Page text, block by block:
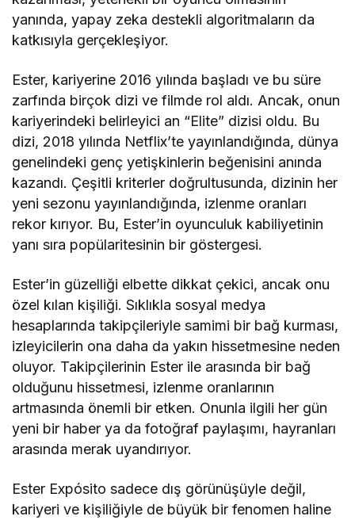
yanında, yapay zeka destekli algoritmaların da
katkısıyla gerçekleşiyor.
Ester, kariyerine 2016 yılında başladı ve bu süre
zarfında birçok dizi ve filmde rol aldı. Ancak, onun
kariyerindeki belirleyici an “Elite” dizisi oldu. Bu
dizi, 2018 yılında Netflix’te yayınlandığında, dünya
genelindeki genç yetişkinlerin beğenisini anında
kazandı. Çeşitli kriterler doğrultusunda, dizinin her
yeni sezonu yayınlandığında, izlenme oranları
rekor kırıyor. Bu, Ester’in oyunculuk kabiliyetinin
yanı sıra popülaritesinin bir göstergesi.
Ester’in güzelliği elbette dikkat çekici, ancak onu
özel kılan kişiliği. Sıklıkla sosyal medya
hesaplarında takipçileriyle samimi bir bağ kurması,
izleyicilerin ona daha da yakın hissetmesine neden
oluyor. Takipçilerinin Ester ile arasında bir bağ
olduğunu hissetmesi, izlenme oranlarının
artmasında önemli bir etken. Onunla ilgili her gün
yeni bir haber ya da fotoğraf paylaşımı, hayranları
arasında merak uyandırıyor.
Ester Expósito sadece dış görünüşüyle değil,
kariyeri ve kişiliğiyle de büyük bir fenomen haline